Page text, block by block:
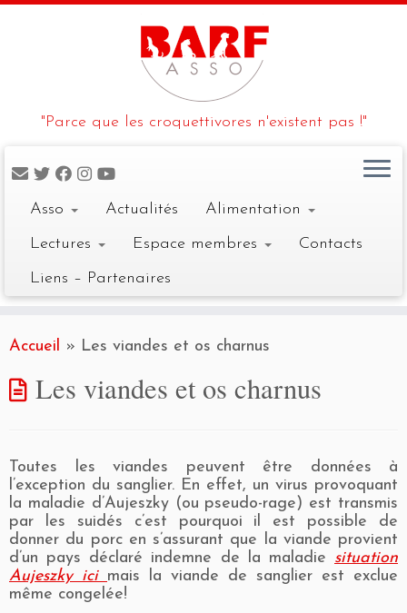
to
"Parce que les croquettivores n'existent pas !"
Asso Actualités
Alimentation
Lectures
Espace membres
Contacts
Liens – Partenaires
Accueil » Les viandes et os charnus
Les viandes et os charnus
Toutes les viandes peuvent être données à
l’exception du sanglier. En effet, un virus provoquant
la maladie d’Aujeszky (ou pseudo-rage) est transmis
par les suidés c’est pourquoi il est possible de
donner du porc en s’assurant que la viande provient
d’un pays déclaré indemne de la maladie situation
Aujeszky ici mais la viande de sanglier est exclue
même congelée!